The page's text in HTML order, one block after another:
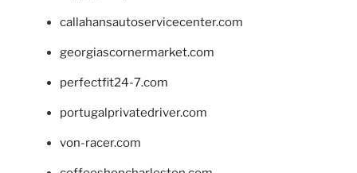
callahansautoservicecenter.com
georgiascornermarket.com
perfectfit24-7.com
portugalprivatedriver.com
von-racer.com